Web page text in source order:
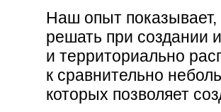
Наш опыт показывает,
решать при создании
и территориально
к сравнительно
которых позволяет